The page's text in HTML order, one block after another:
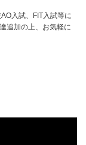
入試、FIT入試等に
追加の上、お気軽に